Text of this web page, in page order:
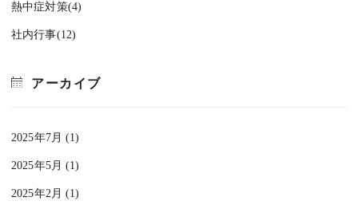
熱中症対策(4)
社内行事(12)
アーカイブ
2025年7月 (1)
2025年5月 (1)
2025年2月 (1)